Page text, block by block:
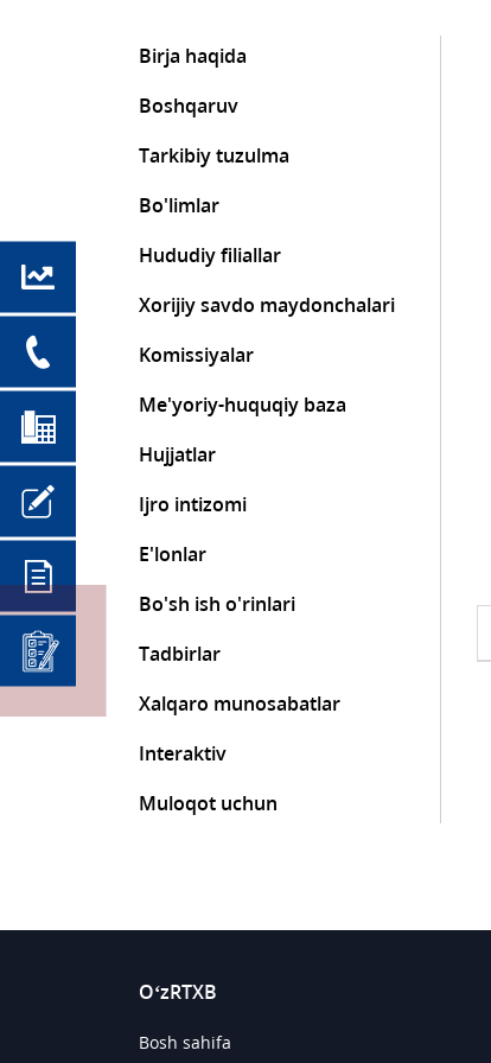
Birja haqida
Boshqaruv
Tarkibiy tuzulma
Bo'limlar
Hududiy filiallar
Xorijiy savdo maydonchalari
Komissiyalar
Me'yoriy-huquqiy baza
Hujjatlar
Ijro intizomi
E'lonlar
Bo'sh ish o'rinlari
Tadbirlar
Xalqaro munosabatlar
Interaktiv
Muloqot uchun
O‘zRTXB
Bosh sahifa